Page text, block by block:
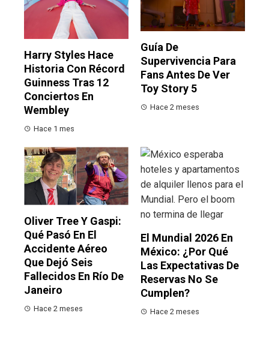
Harry Styles Hace
Historia Con Récord
Guinness Tras 12
Conciertos En
Wembley
Hace 1 mes
Guía De
Supervivencia Para
Fans Antes De Ver
Toy Story 5
Hace 2 meses
Oliver Tree Y Gaspi:
Qué Pasó En El
Accidente Aéreo
Que Dejó Seis
Fallecidos En Río De
Janeiro
Hace 2 meses
El Mundial 2026 En
México: ¿por Qué
Las Expectativas De
Reservas No Se
Cumplen?
Hace 2 meses